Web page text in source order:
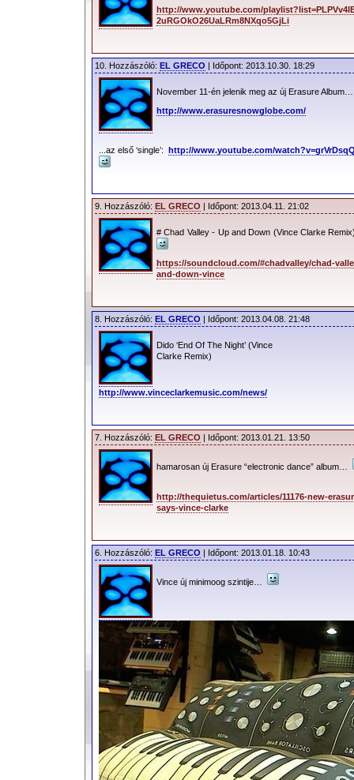
http://www.youtube.com/
2uRGOkO26UaLRm8NXqo5GjLi
10. Hozzászóló: EL GRECO | Időpont: 2013.10.30. 18:29
November 11-én jelenik meg az új Erasure
http://www.erasuresnowglobe.com/
...az első ‘single’: http://www.youtube.com/
9. Hozzászóló: EL GRECO | Időpont: 2013.04.11. 21:02
# Chad Valley - Up and Down (Vince Clarke
https://soundcloud.com/#chadvalley/chad-
and-down-vince
8. Hozzászóló: EL GRECO | Időpont: 2013.04.08. 21:48
Dido ‘End Of The Night’ (Vince
Clarke Remix)
http://www.vinceclarkemusic.com/news/
7. Hozzászóló: EL GRECO | Időpont: 2013.01.21. 13:50
hamarosan új Erasure “electronic dance” album…
http://thequietus.com/articles/11176-new-
says-vince-clarke
6. Hozzászóló: EL GRECO | Időpont: 2013.01.18. 10:43
Vince új minimoog szintije…